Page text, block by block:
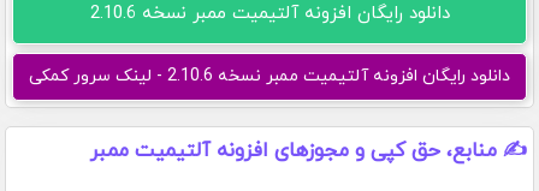
دانلود رایگان افزونه آلتیمیت ممبر نسخه 2.10.6
دانلود رایگان افزونه آلتیمیت ممبر نسخه 2.10.6 - لینک سرور کمکی
✍️ منابع، حق کپی و مجوزهای افزونه آلتیمیت ممبر